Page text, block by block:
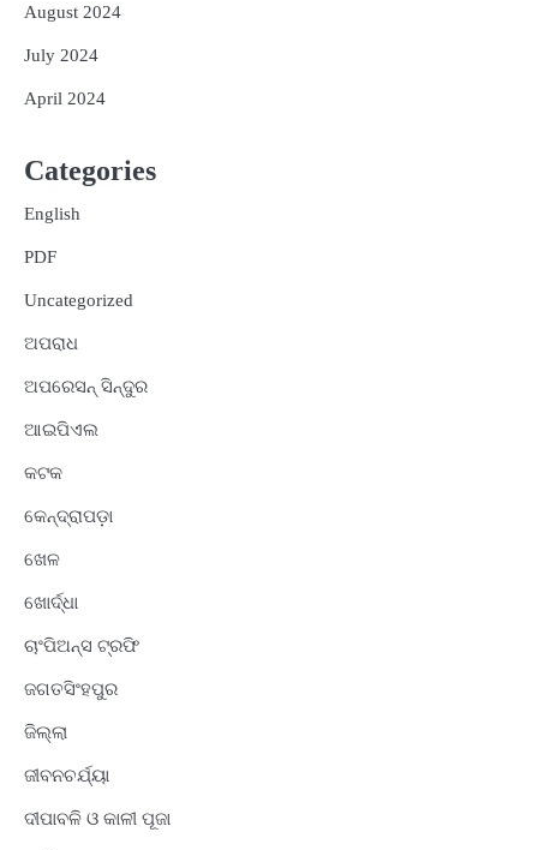
August 2024
July 2024
April 2024
Categories
English
PDF
Uncategorized
ଅପରାଧ
ଅପରେସନ୍ ସିନ୍ଦୁର
ଆଇପିଏଲ
କଟକ
କେନ୍ଦ୍ରାପଡ଼ା
ଖେଳ
ଖୋର୍ଦ୍ଧା
ଚାଂପିଅନ୍ସ ଟ୍ରଫି
ଜଗତସିଂହପୁର
ଜିଲ୍ଲା
ଜୀବନଚର୍ଯ୍ୟା
ଦୀପାବଳି ଓ କାଳୀ ପୂଜା